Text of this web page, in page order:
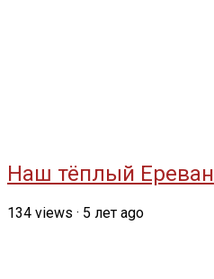
Наш тёплый Ереван
134 views · 5 лет ago